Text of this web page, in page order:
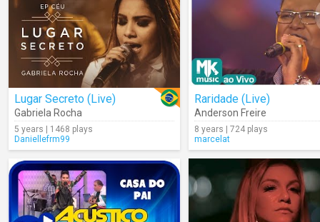
Lugar Secreto (Live)
Gabriela Rocha
5 years | 1468 plays
Daniellefrm99
Raridade (Live)
Anderson Freire
8 years | 724 plays
marcelat